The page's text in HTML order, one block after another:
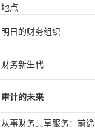
地点
明日的财务组织
财务新生代
审计的未来
从事财务共享服务：前途